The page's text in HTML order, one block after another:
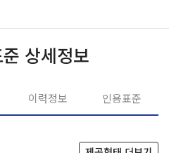
상세정보
이력정보 인용표준